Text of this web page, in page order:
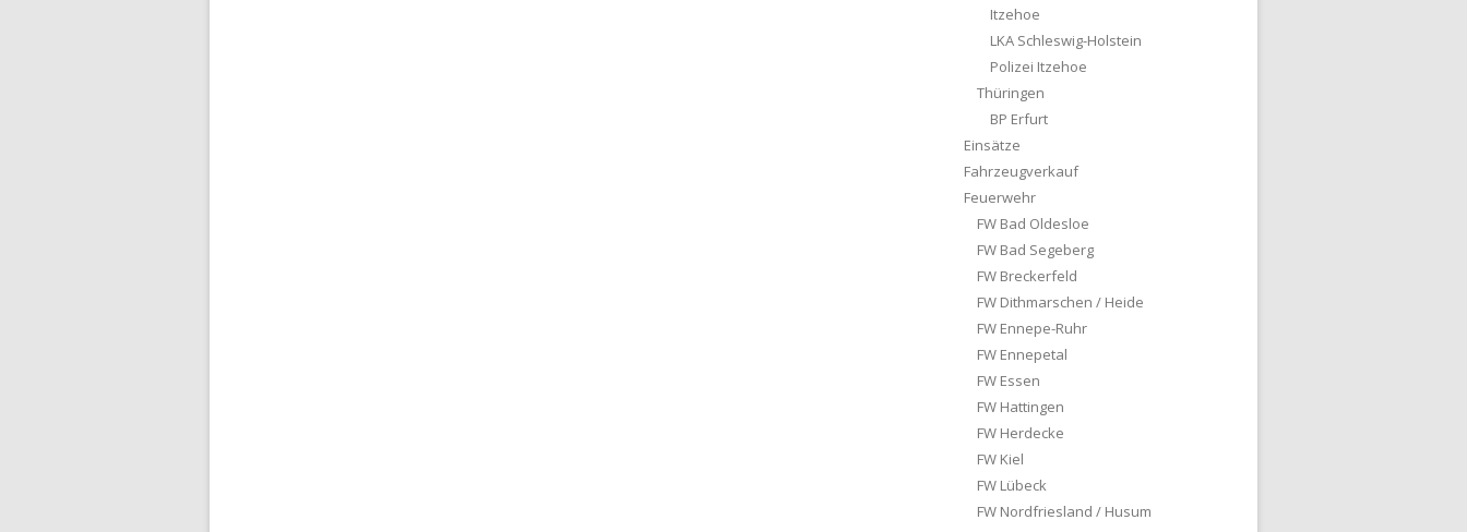
Itzehoe
LKA Schleswig-Holstein
Polizei Itzehoe
Thüringen
BP Erfurt
Einsätze
Fahrzeugverkauf
Feuerwehr
FW Bad Oldesloe
FW Bad Segeberg
FW Breckerfeld
FW Dithmarschen / Heide
FW Ennepe-Ruhr
FW Ennepetal
FW Essen
FW Hattingen
FW Herdecke
FW Kiel
FW Lübeck
FW Nordfriesland / Husum